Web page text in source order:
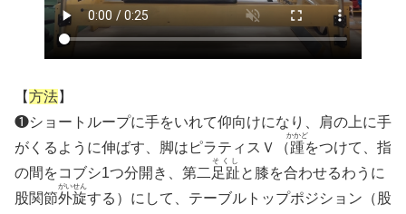
【方法】
❶ショートループに手をいれて仰向けになり、肩の上に手
がくるように伸ばす、脚はピラティスＶ（踵
かかど
をつけて、指
の間をコブシ1つ分開き、第二足趾
そくし
と膝を合わせるわうに
股関節外旋
がいせん
する）にして、テーブルトップポジション（股